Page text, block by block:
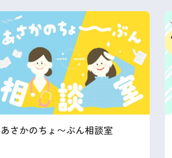
あさかのちょ〜ぶん相談室